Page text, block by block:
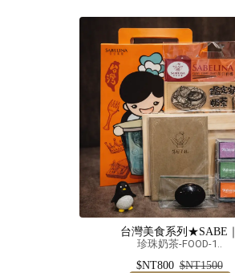
台灣美食系列★SABE｜
珍珠奶茶-FOOD-1..
$NT800 $NT1500